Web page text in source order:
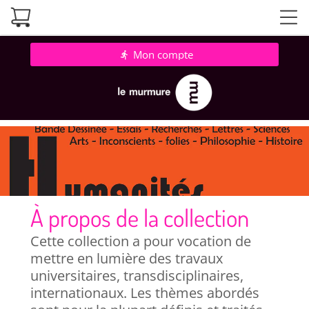
directions_run Mon compte
À propos de la collection
Cette collection a pour vocation de
mettre en lumière des travaux
universitaires, transdisciplinaires,
internationaux. Les thèmes abordés